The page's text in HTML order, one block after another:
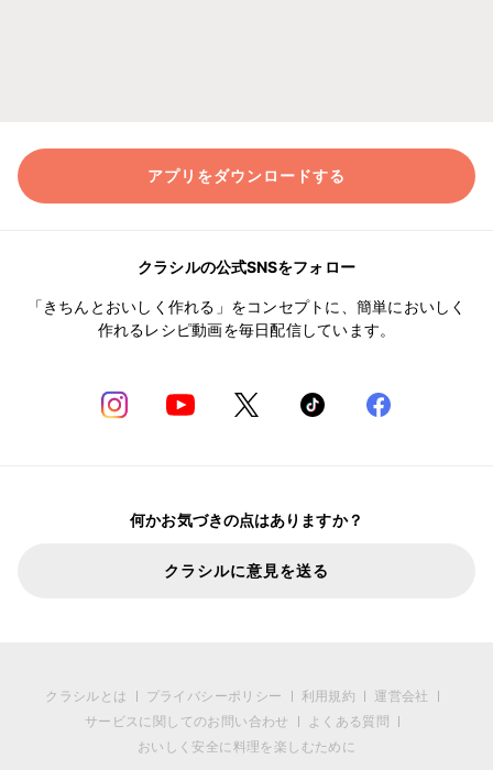
アプリをダウンロードする
クラシルの公式SNSをフォロー
「きちんとおいしく作れる」をコンセプトに、簡単においしく
作れるレシピ動画を毎日配信しています。
何かお気づきの点はありますか？
クラシルに意見を送る
クラシルとは プライバシーポリシー 利用規約
運営会社
サービスに関してのお問い合わせ
よくある質問
おいしく安全に料理を楽しむために